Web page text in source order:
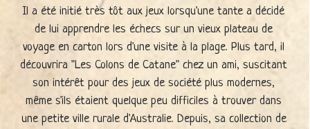
Il a été initié très tôt aux jeux lorsqu'une tante a décidé
de lui apprendre les échecs sur un vieux plateau de
voyage en carton lors d'une visite à la plage. Plus tard, il
découvrira "Les Colons de Catane" chez un ami, suscitant
son intérêt pour des jeux de société plus modernes,
même s'ils étaient quelque peu difficiles à trouver dans
une petite ville rurale d'Australie. Depuis, sa collection de